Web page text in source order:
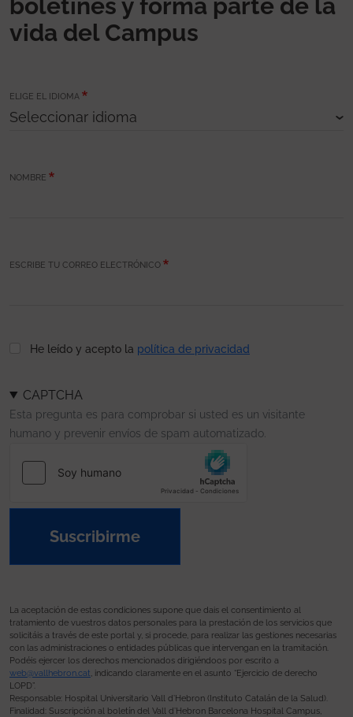
boletines y forma parte de la
vida del Campus
ELIGE EL IDIOMA
NOMBRE
ESCRIBE TU CORREO ELECTRÓNICO
He leído y acepto la política de privacidad
CAPTCHA
Esta pregunta es para comprobar si usted es un visitante
humano y prevenir envíos de spam automatizado.
Suscribirme
La aceptación de estas condiciones supone que dais el consentimiento al
tratamiento de vuestros datos personales para la prestación de los servicios que
solicitáis a través de este portal y, si procede, para realizar las gestiones necesarias
con las administraciones o entidades públicas que intervengan en la tramitación.
Podéis ejercer los derechos mencionados dirigiéndoos por escrito a
web@vallhebron.cat, indicando claramente en el asunto “Ejercicio de derecho
LOPD”.
Responsable: Hospital Universitario Vall d’Hebron (Instituto Catalán de la Salud).
Finalidad: Suscripción al boletín del Vall d’Hebron Barcelona Hospital Campus,